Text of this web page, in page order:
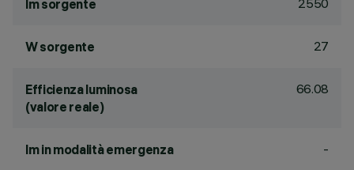
lm sorgente 2550
W sorgente 27
Efficienza luminosa
(valore reale)
66.08
lm in modalità emergenza -